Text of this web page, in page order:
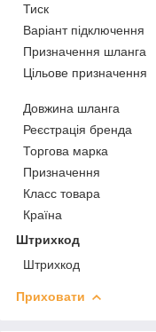
Тиск
Варіант підключення
Призначення шланга
Цільове призначення
Довжина шланга
Реєстрація бренда
Торгова марка
Призначення
Класc товара
Країна
Штрихкод
Штрихкод
Приховати